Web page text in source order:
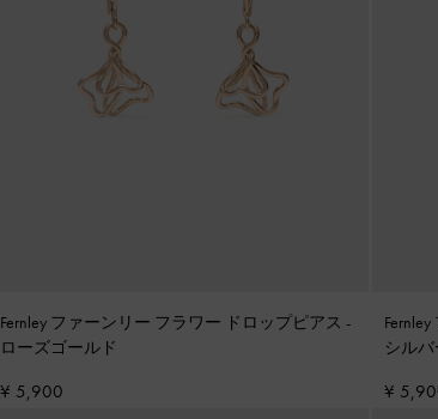
Fernley ファーンリー フラワー ドロップピアス -
ローズゴールド
¥ 5,900
シルバ
¥